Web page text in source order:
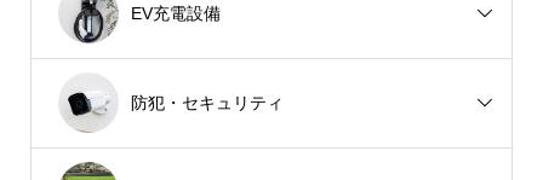
EV充電設備
防犯・セキュリティ